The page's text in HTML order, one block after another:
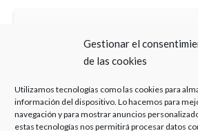
Gestionar el
de las cookies
Utilizamos tecnologías como las cookies para
información del dispositivo. Lo hacemos para
navegación y para mostrar anuncios
estas tecnologías nos permitirá procesar datos